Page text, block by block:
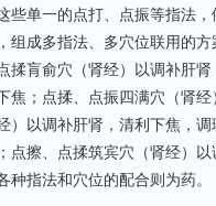
些单一的点打、点振等指法，
组成多指法、多穴位联用的
揉肓俞穴（肾经）以调补肝
焦；点揉、点振四满穴（肾经
）以调补肝肾，清利下焦，
点擦、点揉筑宾穴（肾经）
种指法和穴位的配合则为药。